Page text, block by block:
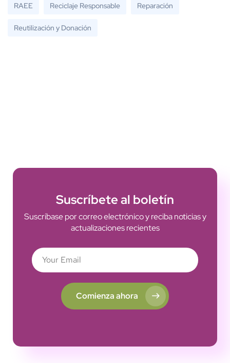
RAEE Reciclaje Responsable Reparación
Reutilización y Donación
Suscríbete al boletín
Suscríbase por correo electrónico y reciba noticias y
actualizaciones recientes
Comienza ahora